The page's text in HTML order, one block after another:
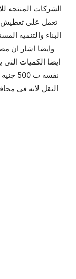
الشركات المنتجه
تعمل على تعطيش
البناء والتنميه
وايضا اشار ان
ايضا الكميات